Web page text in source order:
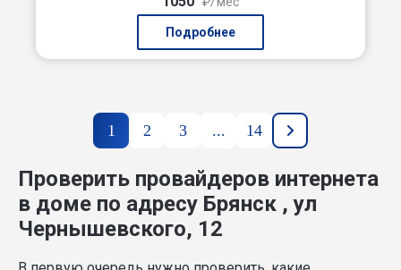
Подробнее
1 2 3 ... 14
Проверить провайдеров интернета
в доме по адресу Брянск , ул
Чернышевского, 12